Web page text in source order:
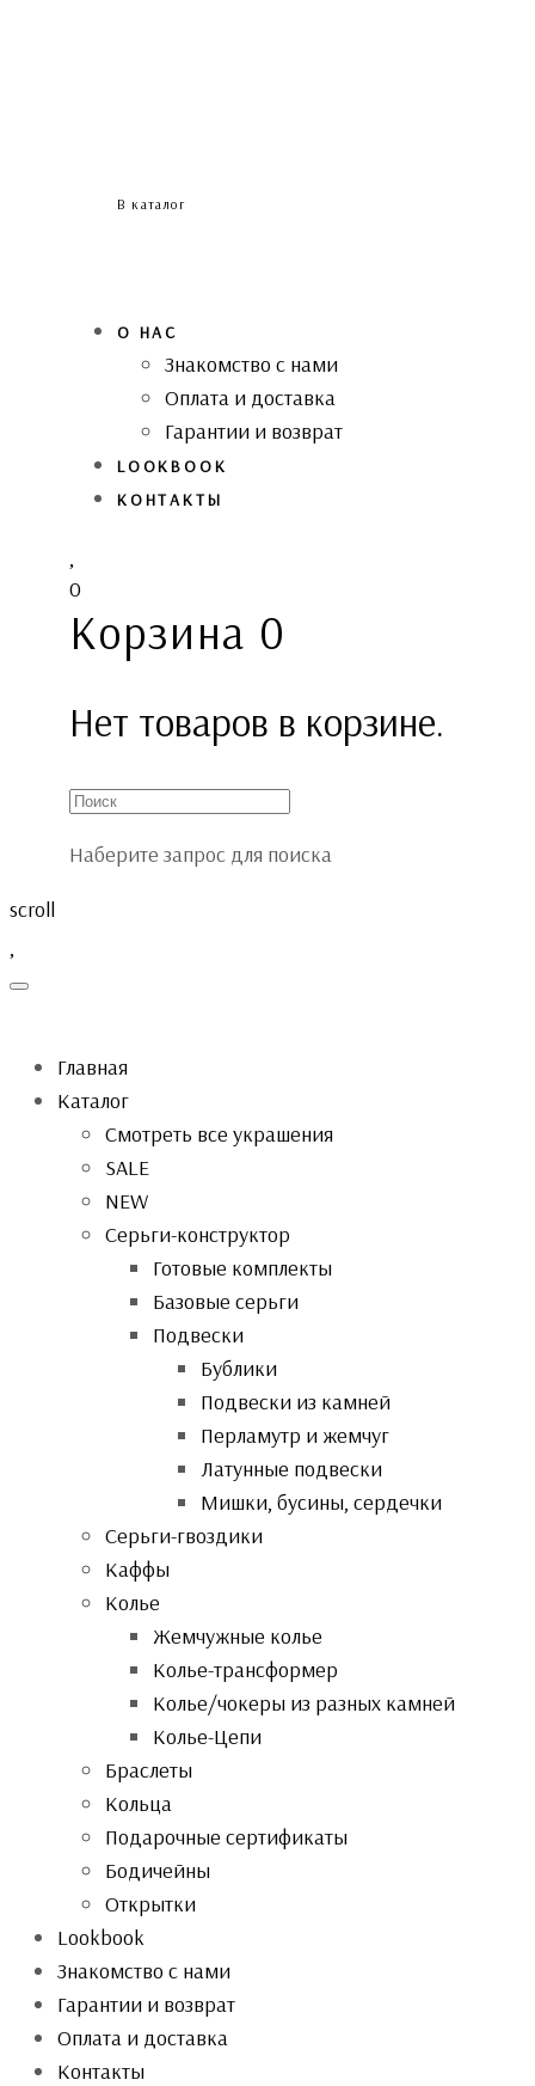
В каталог
О НАС
Знакомство с нами
Оплата и доставка
Гарантии и возврат
LOOKBOOK
КОНТАКТЫ
0
Корзина 0
Нет товаров в корзине.
Наберите запрос для поиска
scroll
Toggle
Главная
Каталог
Смотреть все украшения
SALE
NEW
Серьги-конструктор
Готовые комплекты
Базовые серьги
Подвески
Бублики
Подвески из камней
Перламутр и жемчуг
Латунные подвески
Мишки, бусины, сердечки
Серьги-гвоздики
Каффы
Колье
Жемчужные колье
Колье-трансформер
Колье/чокеры из разных камней
Колье-Цепи
Браслеты
Кольца
Подарочные сертификаты
Бодичейны
Открытки
Lookbook
Знакомство с нами
Гарантии и возврат
Оплата и доставка
Контакты